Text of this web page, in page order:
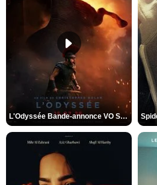
L'Odyssée Bande-annonce VO STFR